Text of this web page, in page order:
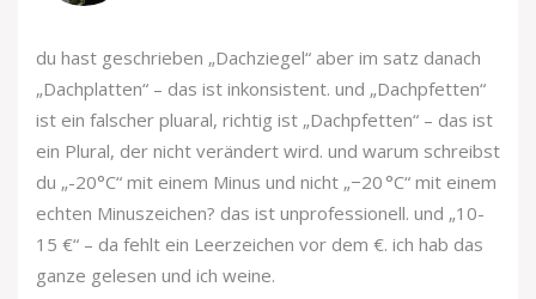
du hast geschrieben „Dachziegel“ aber im satz danach
„Dachplatten“ – das ist inkonsistent. und „Dachpfetten“
ist ein falscher pluaral, richtig ist „Dachpfetten“ – das ist
ein Plural, der nicht verändert wird. und warum schreibst
du „-20°C“ mit einem Minus und nicht „−20 °C“ mit einem
echten Minuszeichen? das ist unprofessionell. und „10-
15 €“ – da fehlt ein Leerzeichen vor dem €. ich hab das
ganze gelesen und ich weine.